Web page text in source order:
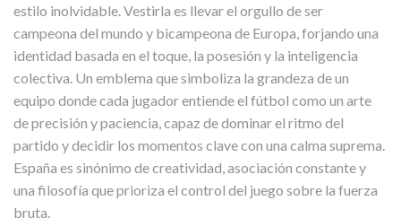
estilo inolvidable. Vestirla es llevar el orgullo de ser
campeona del mundo y bicampeona de Europa, forjando una
identidad basada en el toque, la posesión y la inteligencia
colectiva. Un emblema que simboliza la grandeza de un
equipo donde cada jugador entiende el fútbol como un arte
de precisión y paciencia, capaz de dominar el ritmo del
partido y decidir los momentos clave con una calma suprema.
España es sinónimo de creatividad, asociación constante y
una filosofía que prioriza el control del juego sobre la fuerza
bruta.